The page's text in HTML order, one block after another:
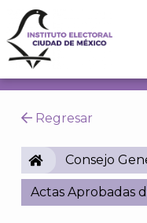
Regresar
IECMConsejo
Actas Aprobadas